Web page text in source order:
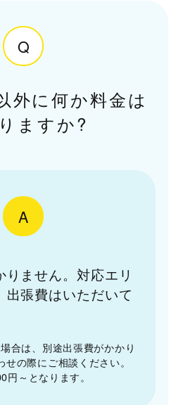
Q
外に何か料金は
ますか?
A
ません。対応エリ
出張費はいただいて
合は、別途出張費がかかり
せの際にご相談ください。
～となります。